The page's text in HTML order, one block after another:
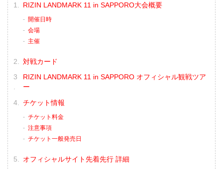
RIZIN LANDMARK 11 in SAPPORO大会概要
開催日時
会場
主催
対戦カード
RIZIN LANDMARK 11 in SAPPORO オフィシャル観戦ツア
ー
チケット情報
チケット料金
注意事項
チケット一般発売日
オフィシャルサイト先着先行 詳細